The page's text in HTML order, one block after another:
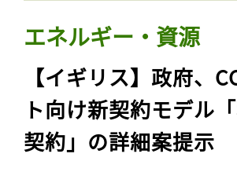
エネルギー・資源
【イギリス】政府、
ト向け新契約モデル
契約」の詳細案提示